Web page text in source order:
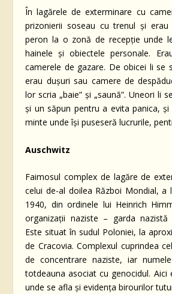
În lagărele de exterminare cu
prizonierii soseau cu trenul și
peron la o zonă de recepție unde
hainele și obiectele personale.
camerele de gazare. De obicei li se
erau dușuri sau camere de
lor scria „baie” și „saună”. Uneori li
și un săpun pentru a evita panica,
minte unde își puseseră lucrurile,
Auschwitz
Faimosul complex de lagăre de
celui de-al doilea Război Mondial, a
1940, din ordinele lui Heinrich
organizații naziste – garda
Este situat în sudul Poloniei, la
de Cracovia. Complexul cuprindea
de concentrare naziste, iar
totdeauna asociat cu genocidul. Aici
unde se afla și evidența birourilor